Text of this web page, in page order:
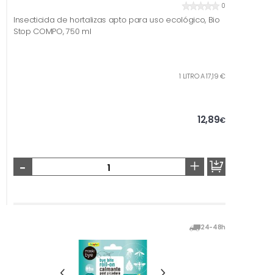
0
Insecticida de hortalizas apto para uso ecológico, Bio
Stop COMPO, 750 ml
1 LITRO A 17,19 €
12,89€
- +
24-48h